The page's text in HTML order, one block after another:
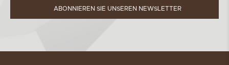
ABONNIEREN SIE UNSEREN NEWSLETTER